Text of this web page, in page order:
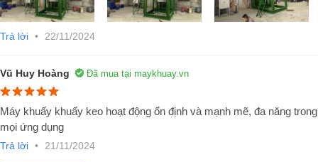
dầu (nước) gia nhiệt, lớp ngoài cùng là lớp bảo ôn cách nhiệt.
Trả lời • 22/11/2024
Vũ Huy Hoàng Đã mua tại maykhuay.vn
Máy khuấy khuấy keo hoạt động ổn định và mạnh mẽ, đa năng trong
mọi ứng dụng
Trả lời • 21/11/2024